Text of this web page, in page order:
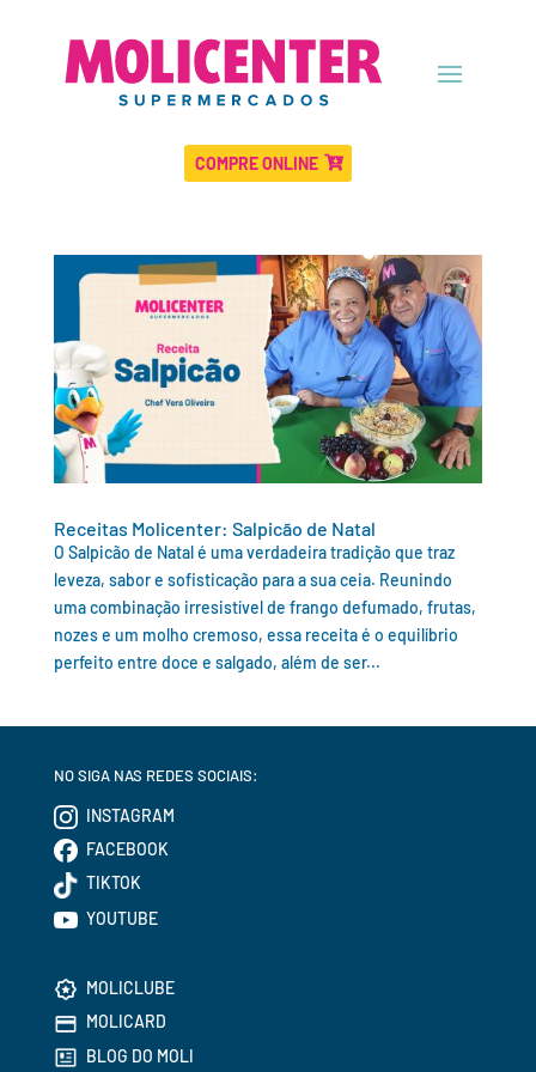
COMPRE ONLINE
Receitas Molicenter: Salpicão de Natal
O Salpicão de Natal é uma verdadeira tradição que traz
leveza, sabor e sofisticação para a sua ceia. Reunindo
uma combinação irresistível de frango defumado, frutas,
nozes e um molho cremoso, essa receita é o equilíbrio
perfeito entre doce e salgado, além de ser...
NO SIGA NAS REDES SOCIAIS:
INSTAGRAM
FACEBOOK
TIKTOK
YOUTUBE
MOLICLUBE
MOLICARD
BLOG DO MOLI